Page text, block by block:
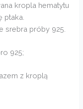
kropla hematytu
srebra próby 925.
925;
z kroplą